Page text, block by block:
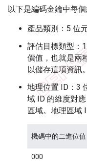
以下是編碼金鑰中每
產品類別：5 位
評估目標類型：
價值，也就是兩
以儲存這項資訊。
地理位置 ID：3
域 ID 的維度對
區域。地理區域
機碼中的二進位值
000